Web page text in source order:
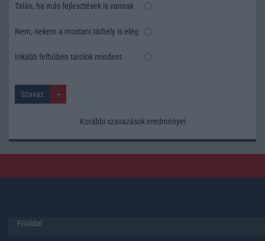
Talán, ha más fejlesztések is vannak
Nem, nekem a mostani tárhely is elég
Inkább felhőben tárolok mindent
Korábbi szavazások eredményei
Főoldal